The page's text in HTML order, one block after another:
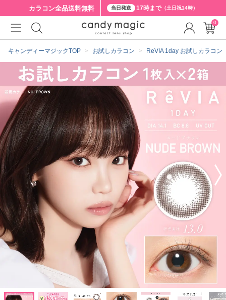
カラコン全品送料無料 当日発送 17時まで（土日祝14時）
キャンディーマジックTOP お試しカラコン ReVIA 1day お試しカラコン
0
クーポン詳細